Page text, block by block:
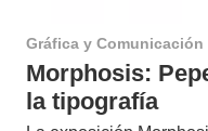
Gráfica y Comunicación
Morphosis:
la tipografía